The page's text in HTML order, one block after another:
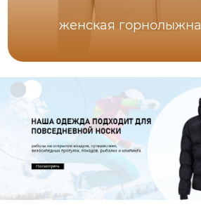
женская